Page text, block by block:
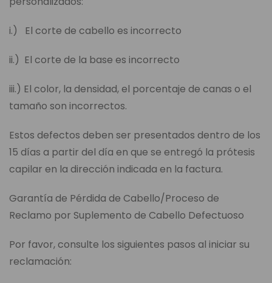
i.) El corte de cabello es incorrecto
ii.) El corte de la base es incorrecto
iii.) El color, la densidad, el porcentaje de canas o el
tamaño son incorrectos.
Estos defectos deben ser presentados dentro de los
15 días a partir del día en que se entregó la prótesis
capilar en la dirección indicada en la factura.
Garantía de Pérdida de Cabello/Proceso de
Reclamo por Suplemento de Cabello Defectuoso
Por favor, consulte los siguientes pasos al iniciar su
reclamación: